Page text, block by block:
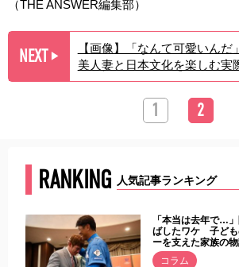
（THE ANSWER編集部）
NEXT ▶︎
【画像】「なんて可愛いん
美人妻と日本文化を楽しむ実
1 2
RANKING 人気記事ランキング
「本当は去年で…
ばしたワケ 子ど
ーを支えた家族の
コラム